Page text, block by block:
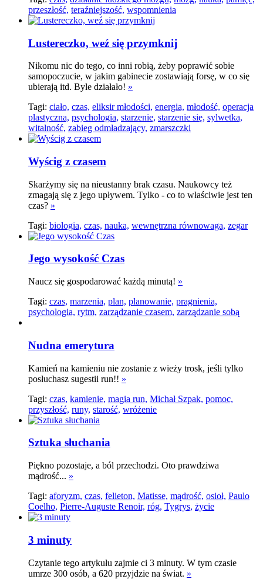
przeszłość, teraźniejszość, wspomnienia
Lustereczko, weź się przymknij
Nikomu nic do tego, co inni robią, żeby poprawić sobie
samopoczucie, w jakim gabinecie zostawiają forsę, w co się
ubierają itd. Byle działało! »
Tagi: ciało, czas, eliksir młodości, energia, młodość, operacja
plastyczna, psychologia, starzenie, starzenie się, sylwetka,
witalność, zabieg odmładzający, zmarszczki
Wyścig z czasem
Skarżymy się na nieustanny brak czasu. Naukowcy też
zmagają się z jego upływem. Tylko - co to właściwie jest ten
czas? »
Tagi: biologia, czas, nauka, wewnętrzna równowaga, zegar
Jego wysokość Czas
Naucz się gospodarować każdą minutą! »
Tagi: czas, marzenia, plan, planowanie, pragnienia,
psychologia, rytm, zarządzanie czasem, zarządzanie sobą
Nudna emerytura
Kamień na kamieniu nie zostanie z wieży trosk, jeśli tylko
posłuchasz sugestii run!! »
Tagi: czas, kamienie, magia run, Michał Szpak, pomoc,
przyszłość, runy, starość, wróżenie
Sztuka słuchania
Piękno pozostaje, a ból przechodzi. Oto prawdziwa
mądrość... »
Tagi: aforyzm, czas, felieton, Matisse, mądrość, osioł, Paulo
Coelho, Pierre-Auguste Renoir, róg, Tygrys, życie
3 minuty
Czytanie tego artykułu zajmie ci 3 minuty. W tym czasie
umrze 300 osób, a 620 przyjdzie na świat. »